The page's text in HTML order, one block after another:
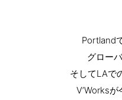
Portland
グロー
そしてLAで
V’Works